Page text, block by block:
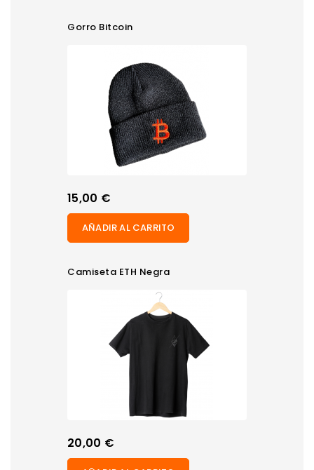
Gorro Bitcoin
Precio
15,00 €
AÑADIR AL CARRITO
Camiseta ETH Negra
Precio
20,00 €